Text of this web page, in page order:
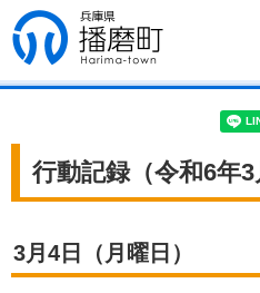
兵庫県 播磨
町
行動記録（令和6年3
3月4日（月曜日）